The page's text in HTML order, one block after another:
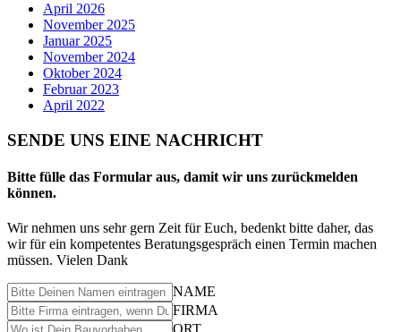
April 2026
November 2025
Januar 2025
November 2024
Oktober 2024
Februar 2023
April 2022
SENDE UNS EINE NACHRICHT
Bitte fülle das Formular aus, damit wir uns zurückmelden
können.
Wir nehmen uns sehr gern Zeit für Euch, bedenkt bitte daher, das
wir für ein kompetentes Beratungsgespräch einen Termin machen
müssen. Vielen Dank
NAME
FIRMA